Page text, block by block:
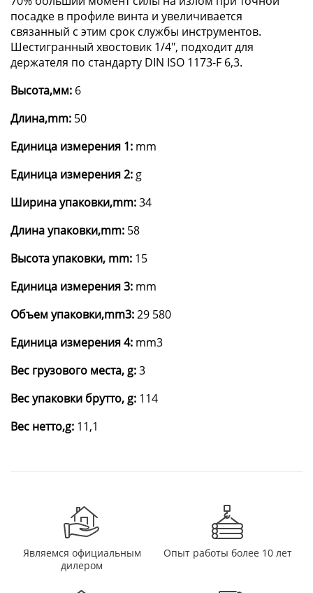
посадке в профиле винта и увеличивается
связанный с этим срок службы инструментов.
Шестигранный хвостовик 1/4", подходит для
держателя по стандарту DIN ISO 1173-F 6,3.
Высота,мм: 6
Длина,mm: 50
Единица измерения 1: mm
Единица измерения 2: g
Ширина упаковки,mm:34
Длина упаковки,mm: 58
Высота упаковки, mm: 15
Единица измерения 3: mm
Объем упаковки,mm3:29 580
Единица измерения 4: mm3
Вес грузового места, g:3
Вес упаковки брутто, g: 114
Вес нетто,g: 11,1
Являемся официальным
дилером
Опыт работы более 10 лет